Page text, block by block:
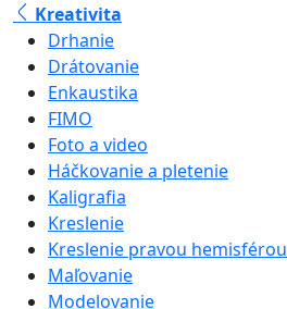
Kreativita
Drhanie
Drátovanie
Enkaustika
FIMO
Foto a video
Háčkovanie a pletenie
Kaligrafia
Kreslenie
Kreslenie pravou hemisférou
Maľovanie
Modelovanie